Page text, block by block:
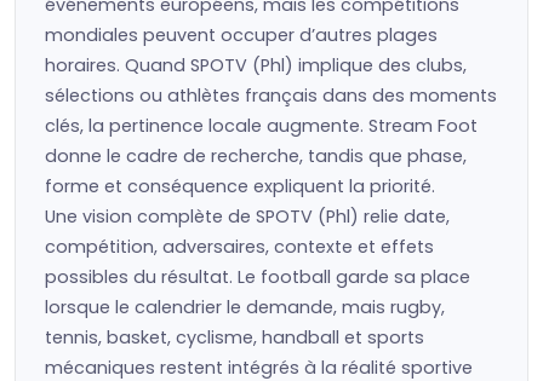
événements européens, mais les compétitions
mondiales peuvent occuper d’autres plages
horaires. Quand SPOTV (Phl) implique des clubs,
sélections ou athlètes français dans des moments
clés, la pertinence locale augmente. Stream Foot
donne le cadre de recherche, tandis que phase,
forme et conséquence expliquent la priorité.
Une vision complète de SPOTV (Phl) relie date,
compétition, adversaires, contexte et effets
possibles du résultat. Le football garde sa place
lorsque le calendrier le demande, mais rugby,
tennis, basket, cyclisme, handball et sports
mécaniques restent intégrés à la réalité sportive